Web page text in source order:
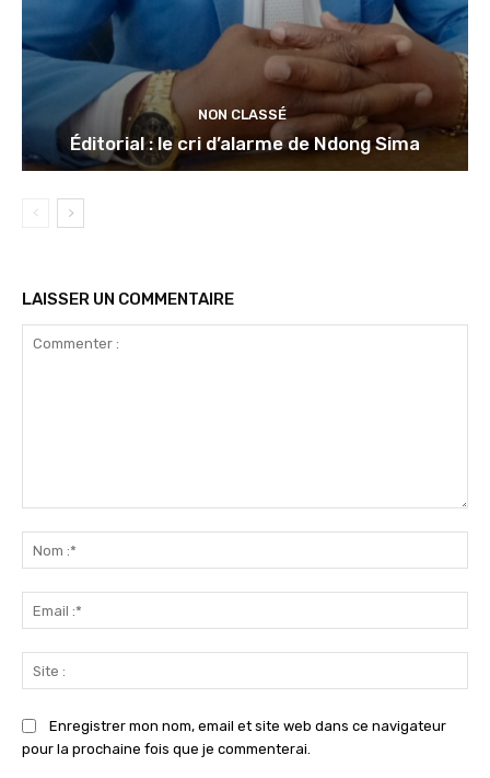
NON CLASSÉ
Éditorial : le cri d’alarme de Ndong Sima
LAISSER UN COMMENTAIRE
:*
:*
:
Enregistrer mon nom, email et site web dans ce navigateur
pour la prochaine fois que je commenterai.